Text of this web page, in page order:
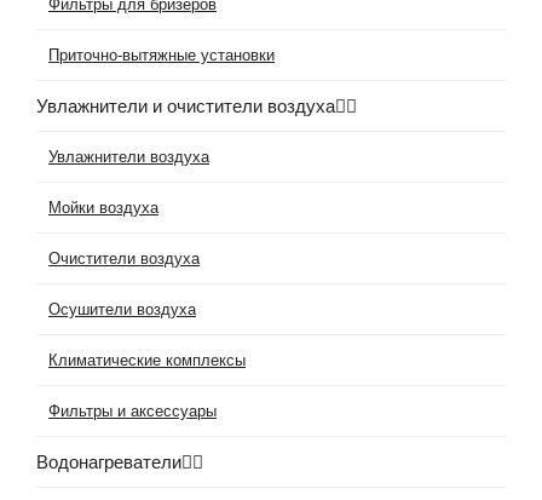
Фильтры для бризеров
Приточно-вытяжные установки
Увлажнители и очистители воздуха
Увлажнители воздуха
Мойки воздуха
Очистители воздуха
Осушители воздуха
Климатические комплексы
Фильтры и аксессуары
Водонагреватели